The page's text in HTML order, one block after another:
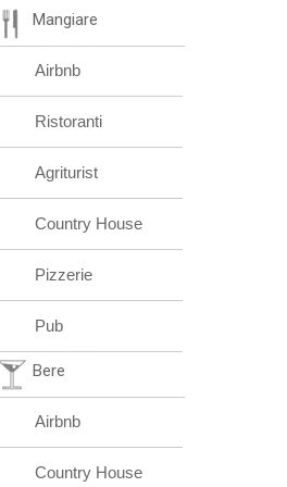
Mangiare
Airbnb
Ristoranti
Agriturist
Country House
Pizzerie
Pub
Bere
Airbnb
Country House